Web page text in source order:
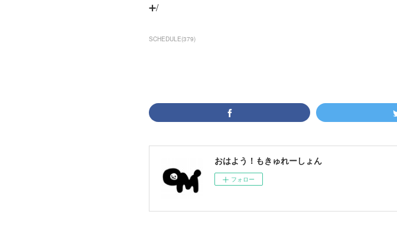
➕/
SCHEDULE(379)
おはよう！もきゅれーしょん
フォロー